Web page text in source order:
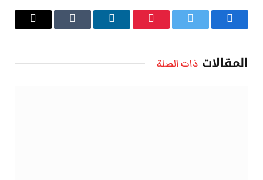
فيسبوك تويتر بينتيريستلينكدإن Tumblr
البريد
المقالات ذات الصلة